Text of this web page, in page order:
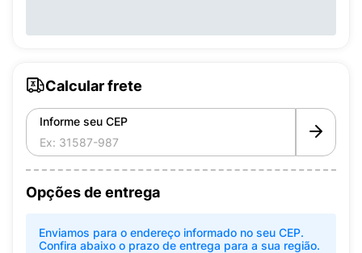
Calcular frete
Informe seu CEP
Opções de entrega
Enviamos para o endereço informado no seu CEP.
Confira abaixo o prazo de entrega para a sua região.